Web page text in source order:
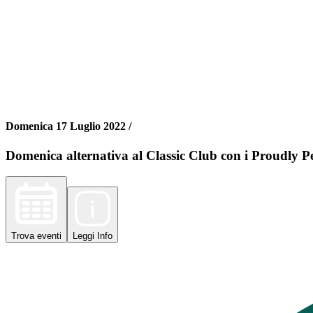
Domenica 17 Luglio 2022 /
Domenica alternativa al Classic Club con i Proudly
Trova eventi Leggi Info